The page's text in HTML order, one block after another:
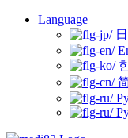
Skip
Language